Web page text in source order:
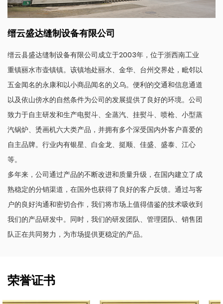
缙云盛达缝制设备有限公司
缙云县盛达缝制设备有限公司成立于2003年，位于浙西南工业
重镇丽水市壶镇镇。该镇地处丽水、金华、台州交界处，毗邻以
五金闻名的永康和以小商品闻名的义乌。便利的交通和信息通道
以及依山傍水的自然条件为公司的发展提供了良好的环境。公司
致力于自主研发和生产电熨斗、全蒸汽、挂熨斗、喷枪、小型蒸
汽锅炉、烫画机六大类产品，并拥有多个深受国内外客户喜爱的
自主品牌。行业内有银星、白金龙、挺顺、佳盛、盛泰、江心
等。
多年来，公司通过产品的不断改进和质量升级，在国内建立了成
熟稳定的分销渠道，在国外也获得了良好的客户反馈。通过与客
户的良好沟通和密切合作，我们将市场上值得借鉴的技术吸收到
我们的产品研发中。同时，我们的研发团队、管理团队、销售团
队正在共同努力，为市场提供更稳定的产品。
荣誉证书